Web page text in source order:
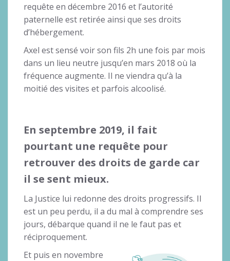
requête en décembre 2016 et l’autorité
paternelle est retirée ainsi que ses droits
d’hébergement.
Axel est sensé voir son fils 2h une fois par mois
dans un lieu neutre jusqu’en mars 2018 où la
fréquence augmente. Il ne viendra qu’à la
moitié des visites et parfois alcoolisé.
En septembre 2019, il fait
pourtant une requête pour
retrouver des droits de garde car
il se sent mieux.
La Justice lui redonne des droits progressifs. Il
est un peu perdu, il a du mal à comprendre ses
jours, débarque quand il ne le faut pas et
réciproquement.
Et puis en novembre